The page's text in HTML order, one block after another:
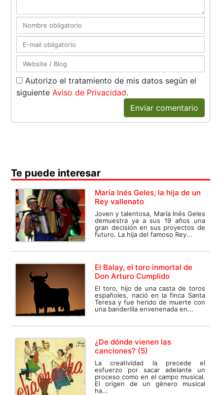
Autorizo el tratamiento de mis datos según el
siguiente Aviso de Privacidad.
Enviar comentario
Te puede interesar
María Inés Geles, la hija de un
Rey vallenato
Joven y talentosa, María Inés Geles
demuestra ya a sus 19 años una
gran decisión en sus proyectos de
futuro. La hija del famoso Rey...
El Balay, el toro inmortal de
Don Arturo Cumplido
El toro, hijo de una casta de toros
españoles, nació en la finca Santa
Teresa y fue herido de muerte con
una banderilla envenenada en...
¿De dónde vienen las
canciones? (5)
La creatividad la precede el
esfuerzo por sacar adelante un
proceso como en el campo musical.
El origen de un género musical
ha...